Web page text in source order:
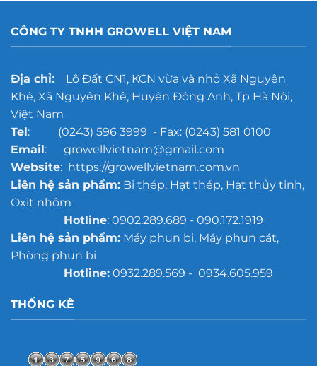
CÔNG TY TNHH GROWELL VIỆT NAM
Địa chỉ:Lô Đất CN1, KCN vừa và nhỏ Xã Nguyên
Khê, Xã Nguyên Khê, Huyện Đông Anh, Tp Hà Nội,
Việt Nam
Tel: (0243) 596 3999 - Fax: (0243) 581 0100
Email: growellvietnam@gmail.com
Website: https://growellvietnam.com.vn
Liên hệ sản phẩm:Bi thép, Hạt thép, Hạt thủy tinh,
Oxit nhôm
Hotline: 0902.289.689 - 090.172.1919
Liên hệ sản phẩm:Máy phun bi, Máy phun cát,
Phòng phun bi
Hotline:0932.289.569 - 0934.605.959
THỐNG KÊ